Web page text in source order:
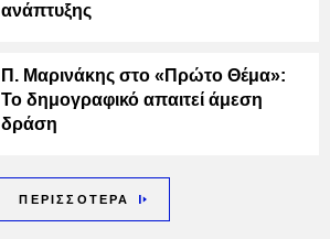
ανάπτυξης
Π. Μαρινάκης στο «Πρώτο Θέμα»:
Το δημογραφικό απαιτεί άμεση
δράση
ΠΕΡΙΣΣΟΤΕΡΑ